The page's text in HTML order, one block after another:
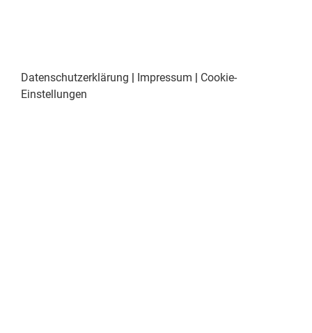
Datenschutzerklärung Impressum
Cookie-
Einstellungen